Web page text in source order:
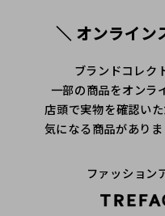
＼ オンライン
ブランドコレク
一部の商品をオンラ
店頭で実物を確認い
気になる商品があり
ファッション